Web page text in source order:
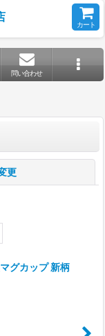
カート
問い合わせ
更
グカップ 新柄